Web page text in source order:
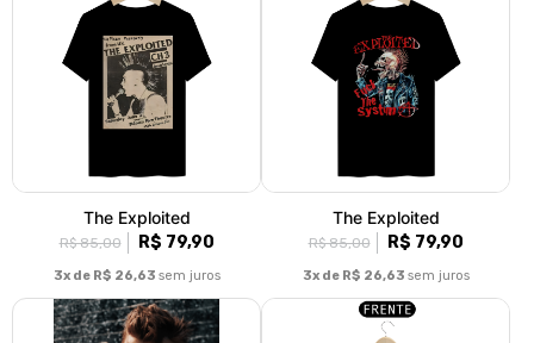
The Exploited
R$ 85,00 R$ 79,90
3x de R$ 26,63 sem juros
The Exploited
R$ 85,00 R$ 79,90
3x de R$ 26,63 sem juros